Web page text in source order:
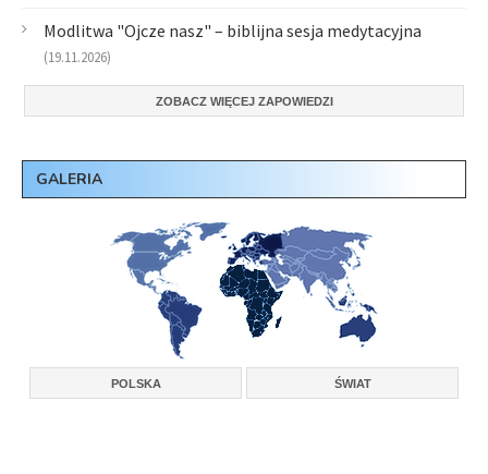
Modlitwa "Ojcze nasz" – biblijna sesja medytacyjna
(19.11.2026)
ZOBACZ WIĘCEJ ZAPOWIEDZI
GALERIA
POLSKA ŚWIAT